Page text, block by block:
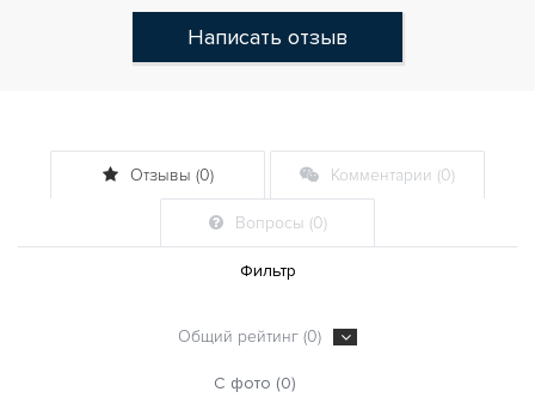
Написать отзыв
Отзывы (0) Комментарии (0)
Вопросы (0)
Фильтр
Общий рейтинг (0)
С фото (0)